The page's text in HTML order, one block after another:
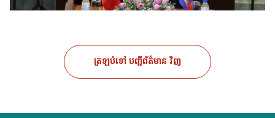
ត្រឡប់ទៅ បញ្ជីព័ត៌មាន វិញ